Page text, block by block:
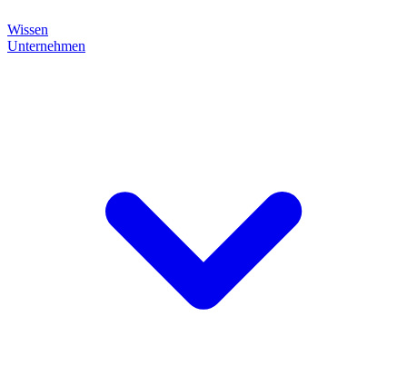
Wissen
Unternehmen